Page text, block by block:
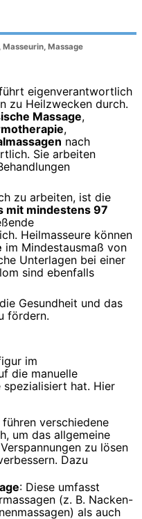
Massage
eigenverantwortlich
zu Heilzwecken durch.
Massage,
,
nach
Sie arbeiten
zu arbeiten, ist die
mit mindestens 97
Heilmasseure können
im Mindestausmaß von
Unterlagen bei einer
sind ebenfalls
Gesundheit und das
fördern.
im
die manuelle
spezialisiert hat. Hier
führen verschiedene
um das allgemeine
zu lösen
Dazu
: Diese umfasst
(z. B. Nacken-
als auch